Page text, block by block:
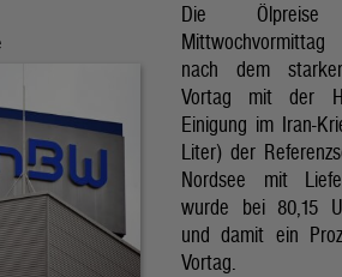
Die
nach dem
Vortag mit der
Einigung im Iran-
Liter) der
Nordsee mit
wurde bei 80,15
und damit ein
Vortag.